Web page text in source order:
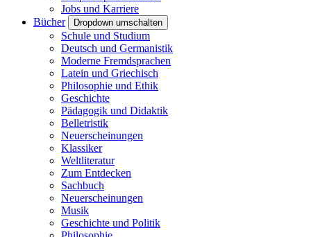
Jobs und Karriere
Bücher
Dropdown umschalten
Schule und Studium
Deutsch und Germanistik
Moderne Fremdsprachen
Latein und Griechisch
Philosophie und Ethik
Geschichte
Pädagogik und Didaktik
Belletristik
Neuerscheinungen
Klassiker
Weltliteratur
Zum Entdecken
Sachbuch
Neuerscheinungen
Musik
Geschichte und Politik